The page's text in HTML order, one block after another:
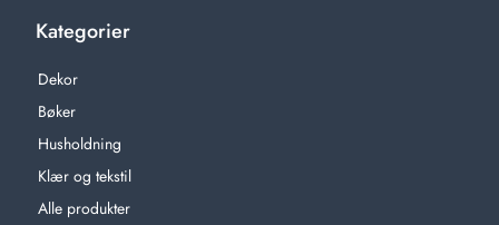
Kategorier
Dekor
Bøker
Husholdning
Klær og tekstil
Alle produkter